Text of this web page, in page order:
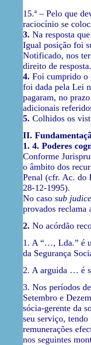
15.ª – Pelo que
raciocínio se
3. Na resposta
Igual posição foi
Notificado, nos
direito de resposta.
4. Foi cumprido o
foi dada pela Lei
pagaram, no
adicionais
5. Colhidos os
II.
1. 4. Poderes
Conforme
o âmbito dos
Penal (cfr. Ac. do
28-12-1995).
No caso sub judice
provados reclama
2. No acórdão
1. A “…, Lda.” é
da Segurança
2. A arguida … é
3. Nos períodos
Setembro e
sócia-gerente da
seu serviço,
remunerações
nos seguintes